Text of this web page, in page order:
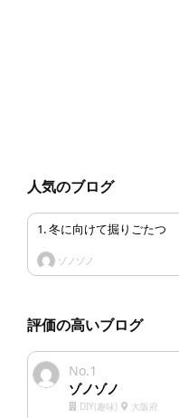
人気のブログ
1. 冬に向けて掘りごたつ
ゾノゾノ
評価の高いブログ
No.1
ゾノゾノ
DIY(趣味) 大阪府